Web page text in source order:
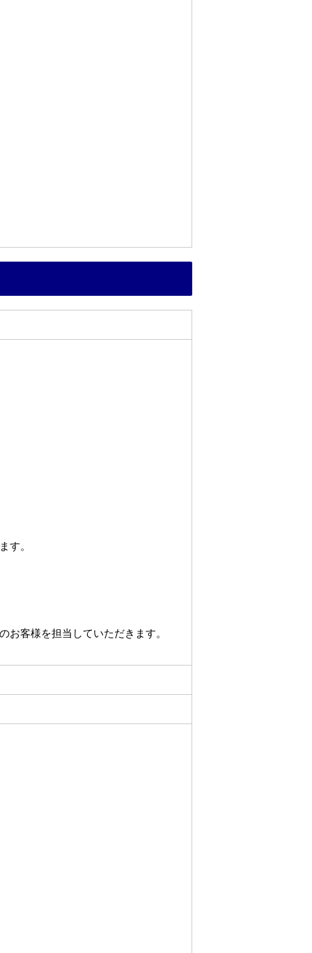
す。
客様を担当していただきます。